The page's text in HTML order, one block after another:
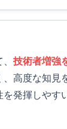
技術者増強
高度な知見
発揮しやす